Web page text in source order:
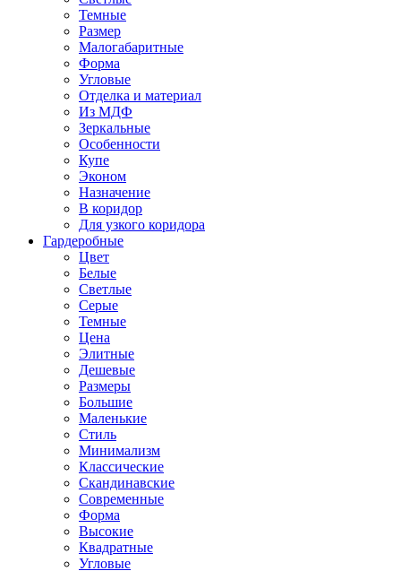
Темные
Размер
Малогабаритные
Форма
Угловые
Отделка и материал
Из МДФ
Зеркальные
Особенности
Купе
Эконом
Назначение
В коридор
Для узкого коридора
Гардеробные
Цвет
Белые
Светлые
Серые
Темные
Цена
Элитные
Дешевые
Размеры
Большие
Маленькие
Стиль
Минимализм
Классические
Скандинавские
Современные
Форма
Высокие
Квадратные
Угловые